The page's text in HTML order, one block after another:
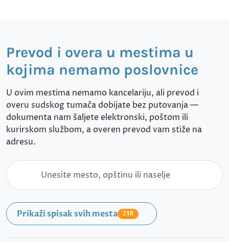
Prevod i overa u mestima u
kojima nemamo poslovnice
U ovim mestima nemamo kancelariju, ali prevod i
overu sudskog tumača dobijate bez putovanja —
dokumenta nam šaljete elektronski, poštom ili
kurirskom službom, a overen prevod vam stiže na
adresu.
Prikaži spisak svih mesta 218